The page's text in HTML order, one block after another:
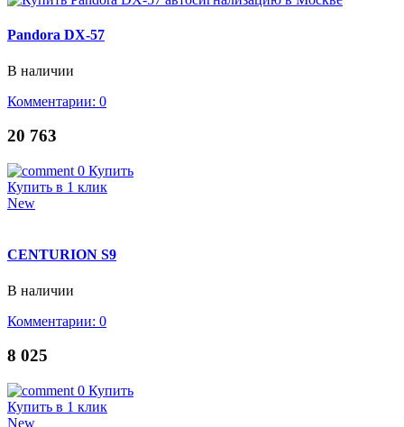
Pandora DX-57
В наличии
Комментарии: 0
20 763
0 Купить
Купить в 1 клик
New
CENTURION S9
В наличии
Комментарии: 0
8 025
0 Купить
Купить в 1 клик
New